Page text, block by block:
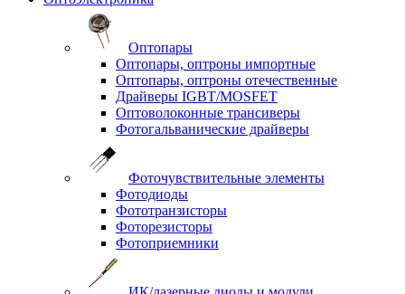
Оптопары
Оптопары, оптроны импортные
Оптопары, оптроны отечественные
Драйверы IGBT/MOSFET
Оптоволоконные трансиверы
Фотогальванические драйверы
Фоточувствительные элементы
Фотодиоды
Фототранзисторы
Фоторезисторы
Фотоприемники